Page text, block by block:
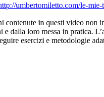
umbertomiletto.com/le-mie-
contenute in questi video non
e dalla loro messa in pratica.
esercizi e metodologie